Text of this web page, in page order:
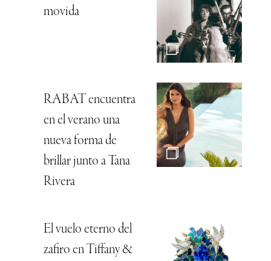
movida
RABAT encuentra
en el verano una
nueva forma de
brillar junto a Tana
Rivera
El vuelo eterno del
zafiro en Tiffany &